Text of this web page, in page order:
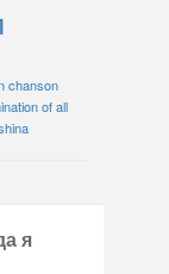
chanson
of all
я